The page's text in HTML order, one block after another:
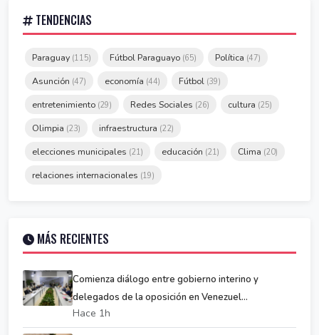
TENDENCIAS
Paraguay (115) Fútbol Paraguayo (65) Política (47)
Asunción (47) economía (44) Fútbol (39)
entretenimiento (29) Redes Sociales (26) cultura (25)
Olimpia (23) infraestructura (22)
elecciones municipales (21) educación (21) Clima (20)
relaciones internacionales (19)
MÁS RECIENTES
Comienza diálogo entre gobierno interino y
delegados de la oposición en Venezuel...
Hace 1h